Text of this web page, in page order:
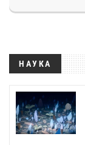
НАУКА